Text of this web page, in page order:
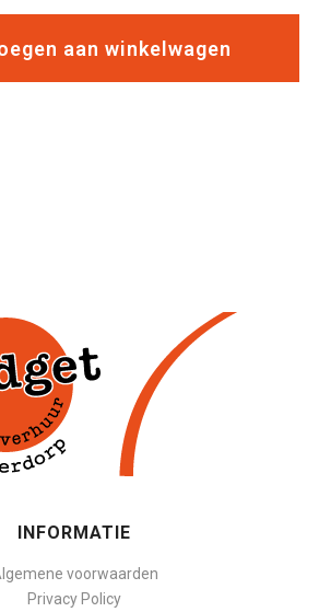
aan winkelwagen
INFORMATIE
voorwaarden
Privacy Policy